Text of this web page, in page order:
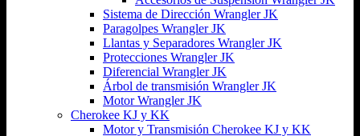
Sistema de Dirección Wrangler JK
Paragolpes Wrangler JK
Llantas y Separadores Wrangler JK
Protecciones Wrangler JK
Diferencial Wrangler JK
Árbol de transmisión Wrangler JK
Motor Wrangler JK
Cherokee KJ y KK
Motor y Transmisión Cherokee KJ y KK